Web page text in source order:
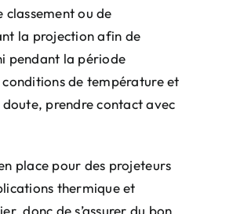
ou de
la projection afin de
pendant la période
de température et
doute, prendre contact avec
place pour des projeteurs
thermique et
donc de s’assurer du bon